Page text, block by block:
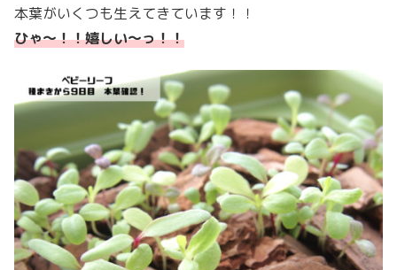
本葉がいくつも生えてきています！！
ひゃ〜！！嬉しい〜っ！！